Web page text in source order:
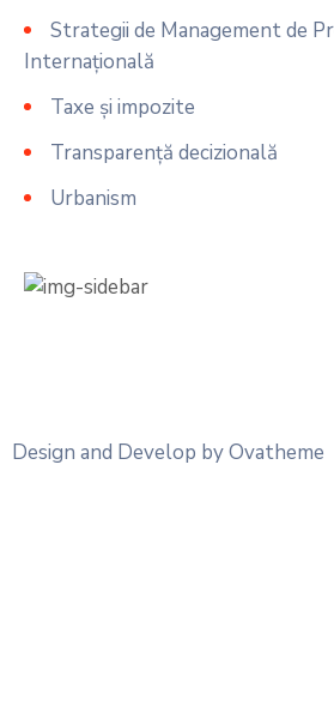
Strategii de Management de
Internațională
Taxe și impozite
Transparență decizională
Urbanism
Design and Develop by Ovatheme